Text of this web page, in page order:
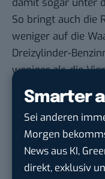
Smarter
Sei anderen
Morgen
News aus KI,
direkt, exklusiv
So bringt auch die
weniger auf die
Dreizylinder-
weniger als die
Schlankheitskur
2,4 kg im
des Vorgängers,
Sitzstruktur wird
kg leichter.